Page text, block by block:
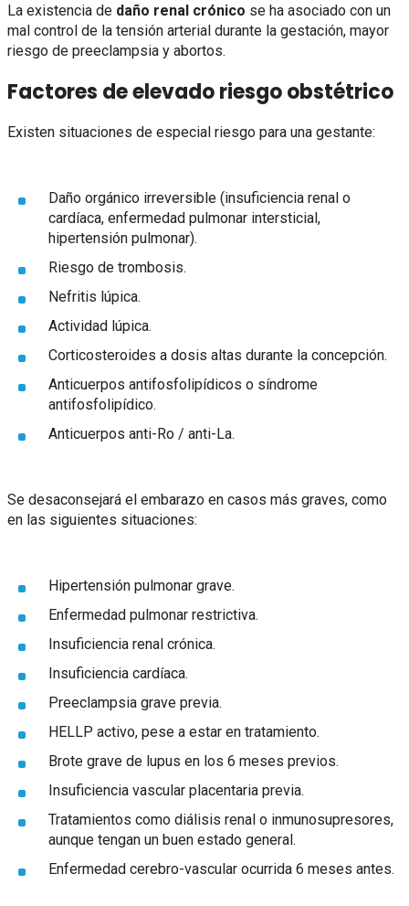
La existencia de daño renal crónico se ha asociado con un
mal control de la tensión arterial durante la gestación, mayor
riesgo de preeclampsia y abortos.
Factores de elevado riesgo obstétrico
Existen situaciones de especial riesgo para una gestante:
Daño orgánico irreversible (insuficiencia renal o
cardíaca, enfermedad pulmonar intersticial,
hipertensión pulmonar).
Riesgo de trombosis.
Nefritis lúpica.
Actividad lúpica.
Corticosteroides a dosis altas durante la concepción.
Anticuerpos antifosfolipídicos o síndrome
antifosfolipídico.
Anticuerpos anti-Ro / anti-La.
Se desaconsejará el embarazo en casos más graves, como
en las siguientes situaciones:
Hipertensión pulmonar grave.
Enfermedad pulmonar restrictiva.
Insuficiencia renal crónica.
Insuficiencia cardíaca.
Preeclampsia grave previa.
HELLP activo, pese a estar en tratamiento.
Brote grave de lupus en los 6 meses previos.
Insuficiencia vascular placentaria previa.
Tratamientos como diálisis renal o inmunosupresores,
aunque tengan un buen estado general.
Enfermedad cerebro-vascular ocurrida 6 meses antes.